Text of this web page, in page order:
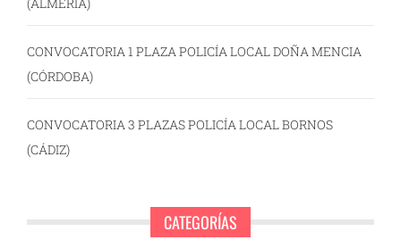
CONVOCATORIA 1 PLAZA POLICÍA LOCAL DOÑA MENCIA
(CÓRDOBA)
CONVOCATORIA 3 PLAZAS POLICÍA LOCAL BORNOS
(CÁDIZ)
CATEGORÍAS